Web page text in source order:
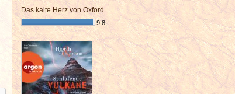
Das kalte Herz von Oxford
9,8
¯¯¯¯¯¯¯¯¯¯¯¯¯¯¯¯¯¯¯¯¯¯¯¯